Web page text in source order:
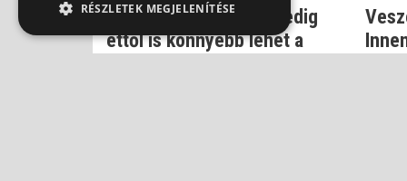
Sosem gondolnál rá, pedig
ettől is könnyebb lehet a
RÉSZLETEK MEGJELENÍTÉSE